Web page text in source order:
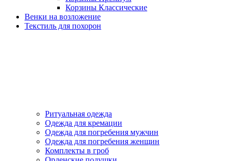
Корзины Классические
Венки на возложение
Текстиль для похорон
Ритуальная одежда
Одежда для кремации
Одежда для погребения мужчин
Одежда для погребения женщин
Комплекты в гроб